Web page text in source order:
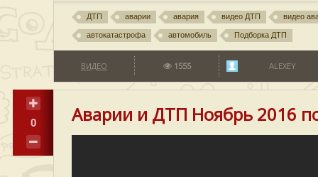
ДТП аварии авария видео ДТП видео
автокатастрофа автомобиль Подборка ДТП
ВИДЕО 1555 ALEXEY
0 Аварии и ДТП Ноябрь 2016